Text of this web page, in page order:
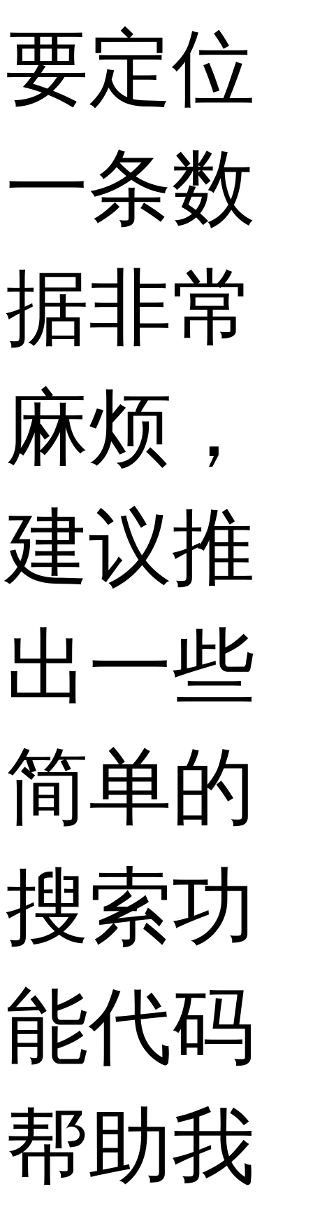
要定位
一条数
据非常
麻烦，
建议推
出一些
简单的
搜索功
能代码
帮助我